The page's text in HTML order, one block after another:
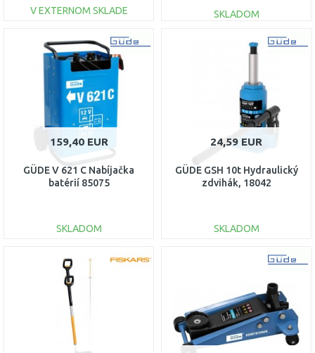
V EXTERNOM SKLADE
DO KOŠÍKA
Porovnať
SKLADOM
DO KOŠÍKA
159,40 EUR
GÜDE V 621 C Nabíjačka
batérií 85075
SKLADOM
DO KOŠÍKA
Porovnať
24,59 EUR
GÜDE GSH 10t Hydraulický
zdvihák, 18042
SKLADOM
DO KOŠÍKA